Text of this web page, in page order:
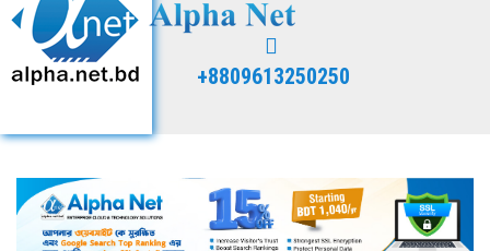
+8809613250250